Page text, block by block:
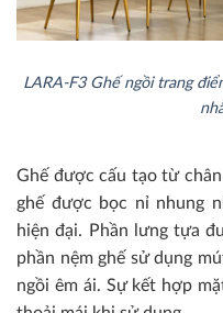
LARA-F3 Ghế ngồi trang
Ghế được cấu tạo từ
ghế được bọc nỉ nhung
hiện đại. Phần lưng tựa
phần nệm ghế sử dụng
ngồi êm ái. Sự kết hợp